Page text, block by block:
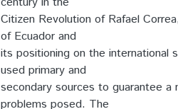
Citizen Revolution of Rafael
of Ecuador and
its positioning on the international
used primary and
secondary sources to guarantee a
problems posed. The